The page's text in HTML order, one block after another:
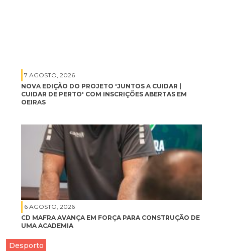
7 AGOSTO, 2026
NOVA EDIÇÃO DO PROJETO 'JUNTOS A CUIDAR |
CUIDAR DE PERTO' COM INSCRIÇÕES ABERTAS EM
OEIRAS
6 AGOSTO, 2026
CD MAFRA AVANÇA EM FORÇA PARA CONSTRUÇÃO DE
UMA ACADEMIA
Desporto